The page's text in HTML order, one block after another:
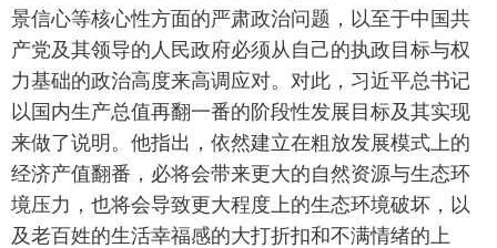
景信心等核心性方面的严肃政治问题，以至于中国共
产党及其领导的人民政府必须从自己的执政目标与权
力基础的政治高度来高调应对。对此，习近平总书记
以国内生产总值再翻一番的阶段性发展目标及其实现
来做了说明。他指出，依然建立在粗放发展模式上的
经济产值翻番，必将会带来更大的自然资源与生态环
境压力，也将会导致更大程度上的生态环境破坏，以
及老百姓的生活幸福感的大打折扣和不满情绪的上